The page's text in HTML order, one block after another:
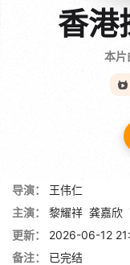
香港
本
导演：
王伟仁
主演：
黎耀祥 龚嘉欣
更新：
2026-06-12
备注：
已完结